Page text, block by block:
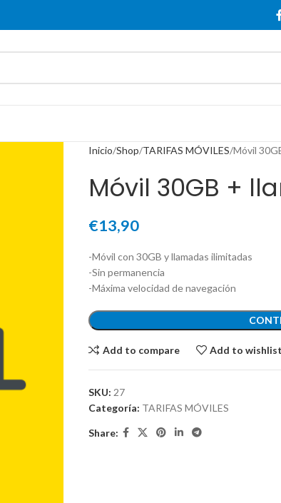
Inicio Shop TARIFAS MÓVILES Móvil
Móvil 30GB +
€13,90
-Móvil con 30GB y llamadas ilimitadas
-Sin permanencia
-Máxima velocidad de navegación
Add to compare Add to wishlist
SKU: 27
Categoría: TARIFAS MÓVILES
Share: